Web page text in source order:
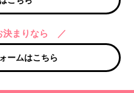
決まりなら ／
ームはこちら